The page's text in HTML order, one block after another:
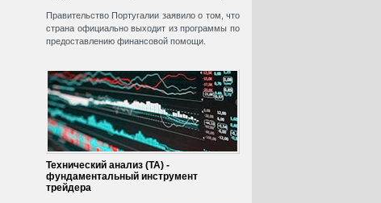
Правительство Португалии заявило о том, что
страна официально выходит из программы по
предоставлению финансовой помощи.
Технический анализ (ТА) -
фундаментальный инструмент
трейдера